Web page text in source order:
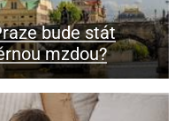
bude stát
mzdou?